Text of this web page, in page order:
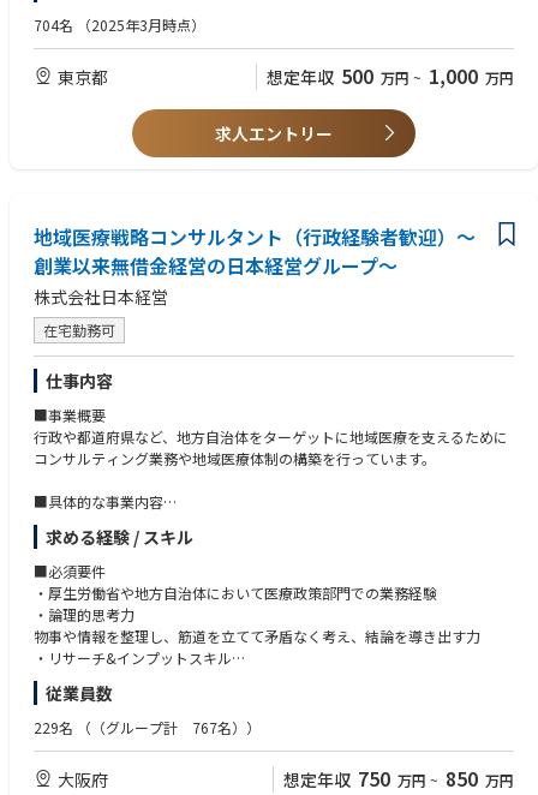
◎87％の採用ブランドで売上が上昇（中央値120％）した実績もあるサー
ビスです
・パンフレット/サンプル設置
■業務の魅力
・主に、ヘルスケア市場において課題を持つクライアントニーズを顕在化
し、当グループソリューションの提案に繋げることで、国内大手企業のマ
ーケティングにおける課題解決に携わることが出来ます
・プライム上場企業の代表取締役（創業者）とも定期的にMTGを行うた
め、事業推進や新サービスの立ち上げへのリアルなフィードバックを受け
られます
M3グループのアセットをフル活用し、幅広い様々な施策の立案から遂行ま
で行うことが出来ます
・データドリブンなPDCAサイクルの実行、ナーチャリングによるニーズ
顕在化、MAツール活用などの戦略立案に携わることが出来ます
■身に着けられるスキル/経験
・スピード感を持って施策を立案、実行する推進力
・物事を定量的に捉え、ロジカルに思考、コミュニケーションする能力
・BtoBマーケティングスキル全般（MAツール運用、WEBマーケティング
など）
・Excel、GSSなどを用いて、ボリュームのあるデータを扱い、分析するス
キル
■先輩社員の事例
・大学院博士課程中退後、2020年M3に入社。2年でチームリーダーに昇
格。
・小売販売職から転職し、2021年にM3に入社。新規施策を中心に企画・
実行等を担うチームの中心メンバー。
きる方
<歓迎条件>
・法人営業経験
・法人向けマーケティング（BtoBマーケティング）の経験・成功体験
・事業会社における新規事業の立ち上げ、新サービスの企画、提案経験
例）WEBマーケティングの経験
■求められる資質
・物事を本質的かつファクトベースで捉え、構造的な把握・説明ができる
力
・過去の成功に固執せず、変化する環境を楽しめる柔軟性、謙虚さ
・既存の概念にとらわれない課題発見力と企画、提案力
・社内外の人間と円滑に業務を進められるプレゼンテーション能力、コミ
ュケーション能力
・総合的な提案力と成果や目標達成への執着心、推進力
704名 （2025年3月時点）
東京都 想定年収 500 万円 ~ 1,000 万円
求人エントリー
地域医療戦略コンサルタント（行政経験者歓迎）～
創業以来無借金経営の日本経営グループ～
株式会社日本経営
在宅勤務可
仕事内容
■事業概要
行政や都道府県など、地方自治体をターゲットに地域医療を支えるために
コンサルティング業務や地域医療体制の構築を行っています。
■具体的な事業内容
・地域医療構想の推進、体制構築
・医療ビックデータの調査、分析・医療機能の再編、連携、分化
・行政、厚労省へのアドバイザリー・地域医療構想に関する各種講演
■事業部の強み
当事業部では、全国半数超の自治体で全国シェアトップクラスの実績を強
みに、行政や病院と協働。経営や財務など多角的な視点から、地域医療の
貫で支援できる総合力が強みです。
■組織構成
・データ分析チーム
求める経験 / スキル
■必須要件
・厚生労働省や地方自治体において医療政策部門での業務経験
・論理的思考力
物事や情報を整理し、筋道を立てて矛盾なく考え、結論を導き出す力
・リサーチ&インプットスキル
社会情勢や市場感など自ら必要な情報を取りに行き、自身の職務に活かし
た経験
・企画構想と遂行力
行できた経験
従業員数
229名 （（グループ計 767名））
大阪府 想定年収 750 万円 ~ 850 万円